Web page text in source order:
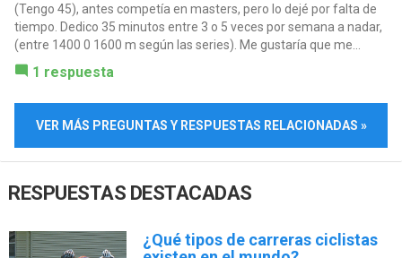
(Tengo 45), antes competía en masters, pero lo dejé por falta de
tiempo. Dedico 35 minutos entre 3 o 5 veces por semana a nadar,
(entre 1400 0 1600 m según las series). Me gustaría que me...
1 respuesta
VER MÁS PREGUNTAS Y RESPUESTAS RELACIONADAS »
RESPUESTAS DESTACADAS
¿Qué tipos de carreras ciclistas